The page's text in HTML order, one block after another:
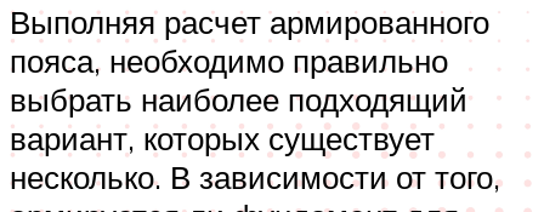
Выполняя расчет армированного
пояса, необходимо правильно
выбрать наиболее подходящий
вариант, которых существует
несколько. В зависимости от того,